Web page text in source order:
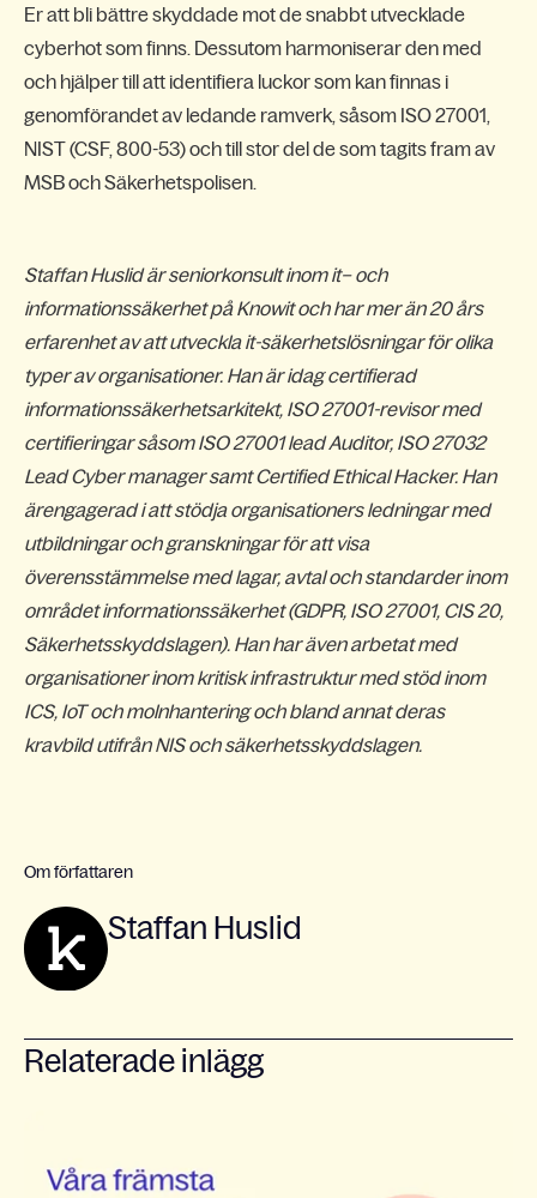
Er att bli bättre skyddade mot de snabbt utvecklade
cyberhot som finns. Dessutom harmoniserar den med
och hjälper till att identifiera luckor som kan finnas i
genomförandet av ledande ramverk, såsom ISO 27001,
NIST (CSF, 800-53) och till stor del de som tagits fram av
MSB och Säkerhetspolisen.
Staffan Huslid är seniorkonsult inom it– och
informationssäkerhet på Knowit och har mer än 20 års
erfarenhet av att utveckla it-säkerhetslösningar för olika
typer av organisationer. Han är idag certifierad
informationssäkerhetsarkitekt, ISO 27001-revisor med
certifieringar såsom ISO 27001 lead Auditor, ISO 27032
Lead Cyber manager samt Certified Ethical Hacker. Han
ärengagerad i att stödja organisationers ledningar med
utbildningar och granskningar för att visa
överensstämmelse med lagar, avtal och standarder inom
området informationssäkerhet (GDPR, ISO 27001, CIS 20,
Säkerhetsskyddslagen). Han har även arbetat med
organisationer inom kritisk infrastruktur med stöd inom
ICS, IoT och molnhantering och bland annat deras
kravbild utifrån NIS och säkerhetsskyddslagen.
Om författaren
Staffan Huslid
Relaterade inlägg